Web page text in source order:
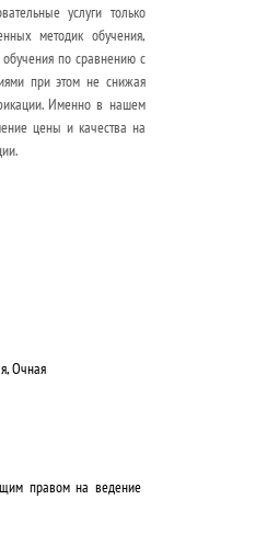
услуги только
методик обучения,
обучения по сравнению с
при этом не снижая
Именно в нашем
цены и качества на
Очная
правом на ведение